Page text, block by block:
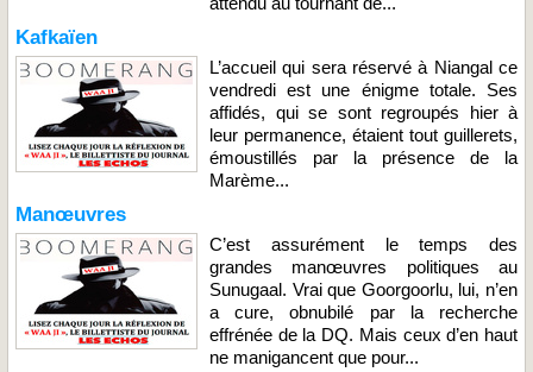
Kafkaïen
L’accueil qui sera réservé à Niangal ce
vendredi est une énigme totale. Ses
affidés, qui se sont regroupés hier à
leur permanence, étaient tout guillerets,
émoustillés par la présence de la
Marème...
Manœuvres
C’est assurément le temps des
grandes manœuvres politiques au
Sunugaal. Vrai que Goorgoorlu, lui, n’en
a cure, obnubilé par la recherche
effrénée de la DQ. Mais ceux d’en haut
ne manigancent que pour...